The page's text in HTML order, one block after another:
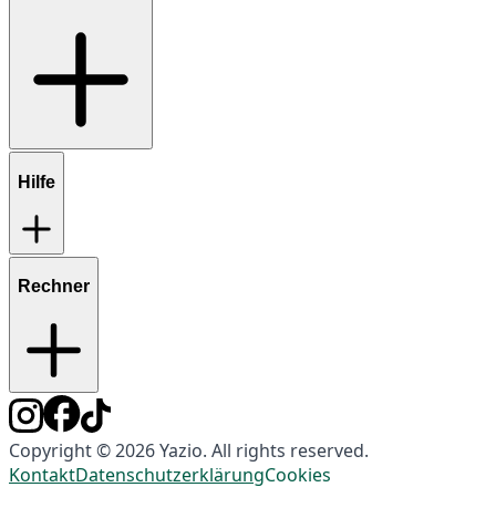
Hilfe
Rechner
Copyright © 2026 Yazio. All rights reserved.
KontaktDatenschutzerklärungCookies